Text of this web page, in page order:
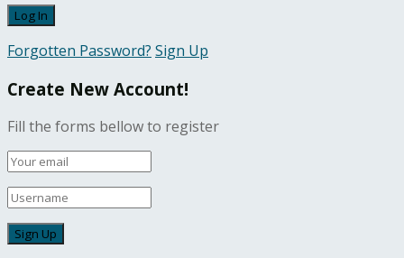
Forgotten Password? Sign Up
Create New Account!
Fill the forms bellow to register